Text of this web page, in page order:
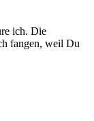
ich. Die
fangen, weil Du